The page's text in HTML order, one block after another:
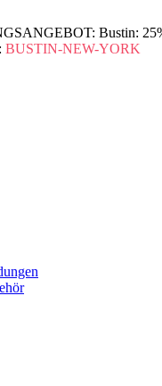
Bustin:
BUSTIN-NEW-YORK